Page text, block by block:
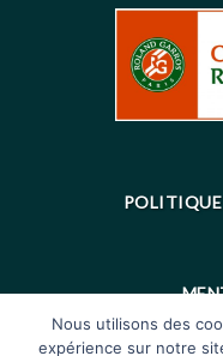
Nous utilisons des
expérience sur notre